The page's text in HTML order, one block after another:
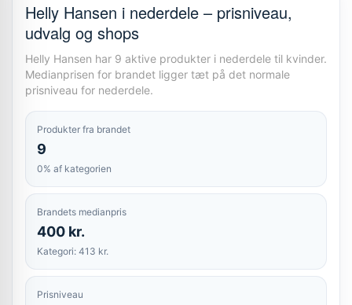
Helly Hansen i nederdele – prisniveau,
udvalg og shops
Helly Hansen har 9 aktive produkter i nederdele til kvinder.
Medianprisen for brandet ligger tæt på det normale
prisniveau for nederdele.
Produkter fra brandet
9
0% af kategorien
Brandets medianpris
400 kr.
Kategori: 413 kr.
Prisniveau